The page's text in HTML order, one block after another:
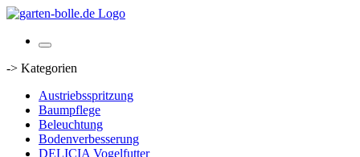
-> Kategorien
Austriebsspritzung
Baumpflege
Beleuchtung
Bodenverbesserung
DELICIA Vogelfutter